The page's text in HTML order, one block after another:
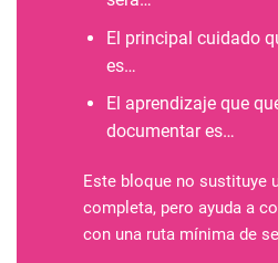
El principal cuidado
es…
El aprendizaje que
documentar es…
Este bloque no sustituye
completa, pero ayuda a
con una ruta mínima de